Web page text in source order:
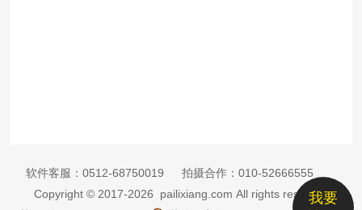
我要
软件客服： 0512-68750019 拍摄合作： 010-52666555
Copyright © 2017-2026 pailixiang.com All rights reserved